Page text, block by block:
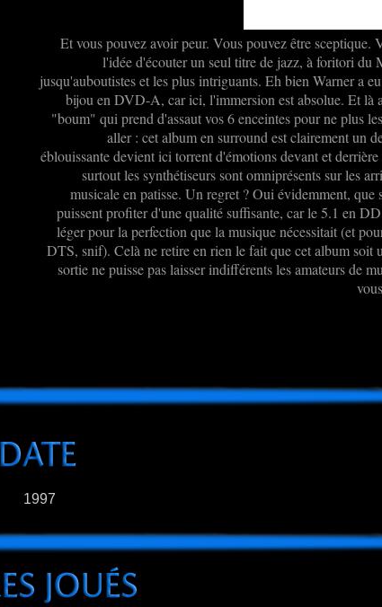
Et vous pouvez avoir peur. Vous pouvez être sceptique.
l'idée d'écouter un seul titre de jazz, à foritori du
jusqu'auboutistes et les plus intriguants. Eh bien Warner a
bijou en DVD-A, car ici, l'immersion est absolue. Et là
"boum" qui prend d'assaut vos 6 enceintes pour ne plus
aller : cet album en surround est clairement un
éblouissante devient ici torrent d'émotions devant et
surtout les synthétiseurs sont omniprésents sur les
musicale en patisse. Un regret ? Oui évidemment,
puissent profiter d'une qualité suffisante, car le 5.1 en
léger pour la perfection que la musique nécessitait (et
DTS, snif). Celà ne retire en rien le fait que cet album soit
sortie ne puisse pas laisser indifférents les amateurs de
1997